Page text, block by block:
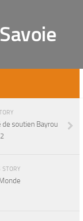
soutien Bayrou
STORY